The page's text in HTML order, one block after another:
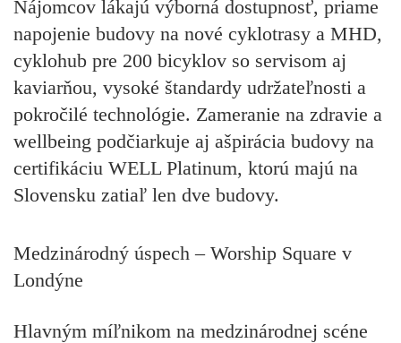
Nájomcov lákajú výborná dostupnosť, priame
napojenie budovy na nové cyklotrasy a MHD,
cyklohub pre 200 bicyklov so servisom aj
kaviarňou, vysoké štandardy udržateľnosti a
pokročilé technológie. Zameranie na zdravie a
wellbeing podčiarkuje aj ašpirácia budovy na
certifikáciu WELL Platinum, ktorú majú na
Slovensku zatiaľ len dve budovy.
Medzinárodný úspech – Worship Square v
Londýne
Hlavným míľnikom na medzinárodnej scéne